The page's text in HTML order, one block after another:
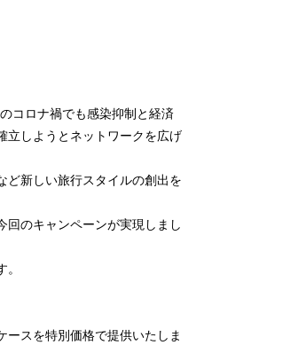
すコロナ禍でも感染抑制と経済
立しようとネットワークを広げ
ど新しい旅行スタイルの創出を
回のキャンペーンが実現しまし
ースを特別価格で提供いたしま